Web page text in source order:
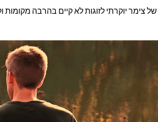
יוקרתי לזוגות לא קיים בהרבה מקומות